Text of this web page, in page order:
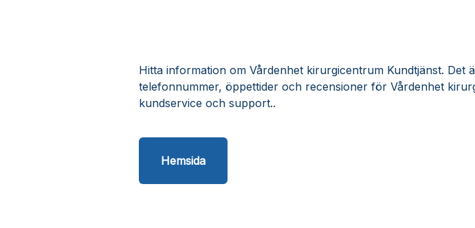
Hitta information om Vårdenhet kirurgicentrum Kundtjänst. Det
telefonnummer, öppettider och recensioner för Vårdenhet
kundservice och support..
Hemsida